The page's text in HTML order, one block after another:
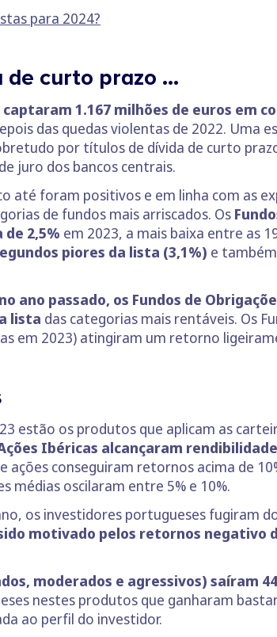
para 2024?
de curto prazo …
1.167 milhões de euros em
das quedas violentas de 2022. Uma
por títulos de dívida de curto
juro dos bancos centrais.
até foram positivos e em linha com as
de fundos mais arriscados. Os
2,5% em 2023, a mais baixa entre as
piores da lista (3,1%) e
ano passado, os Fundos de
lista das categorias mais rentáveis. Os
em 2023) atingiram um retorno
estão os produtos que aplicam as
Ibéricas alcançaram
conseguiram retornos acima de
médias oscilaram entre 5% e 10%.
os investidores portugueses fugiram
motivado pelos retornos negativo
moderados e agressivos) saíram
nestes produtos que ganharam
ao perfil do investidor.